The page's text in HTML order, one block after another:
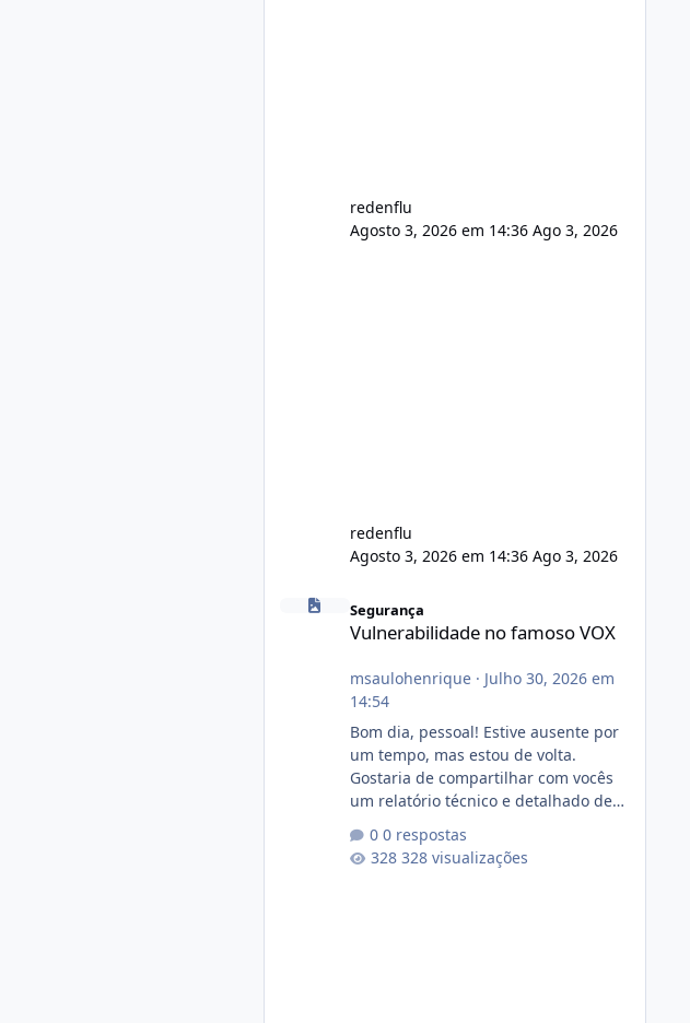
redenflu
Agosto 3, 2026 em 14:36 Ago 3, 2026
redenflu
Agosto 3, 2026 em 14:36 Ago 3, 2026
Vulnerabilidade no famoso VOX
Segurança
Vulnerabilidade no famoso VOX
msaulohenrique· Julho 30, 2026 em
14:54
Bom dia, pessoal! Estive ausente por
um tempo, mas estou de volta.
Gostaria de compartilhar com vocês
um relatório técnico e detalhado de
conformidade referente
ao VOXPANEL (versão atualmente em
0 respostas
328 visualizações